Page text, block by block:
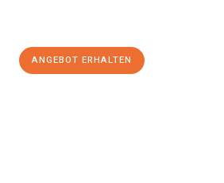
ANGEBOT ERHALTEN